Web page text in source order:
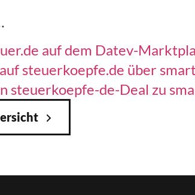
auf dem Datev-
steuerkoepfe.de über
steuerkoepfe-de-Deal zu